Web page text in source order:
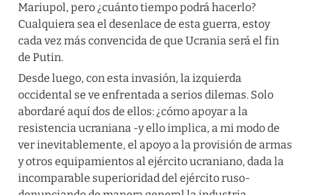
Mariupol, pero ¿cuánto tiempo podrá hacerlo?
Cualquiera sea el desenlace de esta guerra, estoy
cada vez más convencida de que Ucrania será el fin
de Putin.
Desde luego, con esta invasión, la izquierda
occidental se ve enfrentada a serios dilemas. Solo
abordaré aquí dos de ellos: ¿cómo apoyar a la
resistencia ucraniana -y ello implica, a mi modo de
ver inevitablemente, el apoyo a la provisión de armas
y otros equipamientos al ejército ucraniano, dada la
incomparable superioridad del ejército ruso-